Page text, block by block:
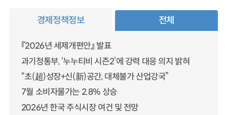
경제정책정보 전체
『2026년 세제개편안』 발표
과기정통부, ‘누누티비 시즌2’에 강력 대응 의지 밝혀
“초(超)성장+신(新)공간, 대체불가 산업강국”
7월 소비자물가는 2.8% 상승
2026년 한국 주식시장 여건 및 전망